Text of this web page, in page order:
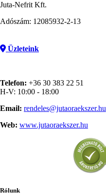
Juta-Nefrit Kft.
Adószám: 12085932-2-13
Üzleteink
Telefon: +36 30 383 22 51
H-V: 10:00 - 18:00
Email: rendeles@jutaoraekszer.hu
Web: www.jutaoraekszer.hu
Rólunk